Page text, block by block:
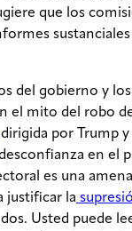
que los
del gobierno y los
el mito del robo
dirigida por Trump y
en el
es una
justificar la
Usted puede